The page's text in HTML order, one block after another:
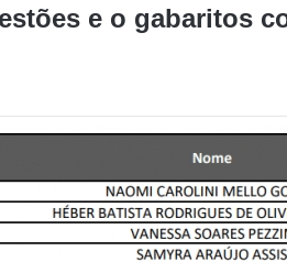
e o gabaritos